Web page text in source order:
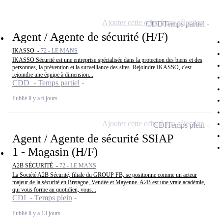
Agent / Agente de sécurité (H/F)
IKASSO - 72 - LE MANS
IKASSO Sécurité est une entreprise spécialisée dans la protection des biens et des
personnes, la prévention et la surveillance des sites. Rejoindre IKASSO, c'est
rejoindre une équipe à dimension...
CDD - Temps partiel
Publié il y a 6 jours
CDDTemps partiel
Ajouter cette offre à ma sélection
Agent / Agente de sécurité SSIAP
1 - Magasin (H/F)
A2B SÉCURITÉ - 72 - LE MANS
La Société A2B Sécurité, filiale du GROUP FB, se positionne comme un acteur
majeur de la sécurité en Bretagne, Vendée et Mayenne. A2B est une vraie académie,
qui vous forme au quotidien, vous...
CDI - Temps plein
Publié il y a 13 jours
CDITemps plein
Ajouter cette offre à ma sélection